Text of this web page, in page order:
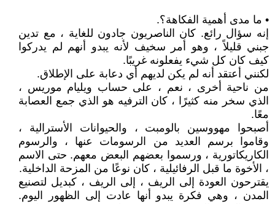
• ما مدى أهمية الفكاهة؟.
إنه سؤال رائع. كان الناصريون جادون للغاية ، مع تدين
جبني قليلاً ، وهو أمر سخيف لأنه يبدو أنهم لم يدركوا
كيف كان كل شيء يفعلونه غريبًا.
لكنني أعتقد أنه لم يكن لديهم أي دعابة على الإطلاق.
من ناحية أخرى ، نعم ، على حساب ويليام موريس ،
الذي سخر منه كثيرًا ، كان الترفيه هو الذي جمع العصابة
معًا.
أصبحوا مهووسين بالومبت ، والحيوانات الأسترالية ،
وقاموا برسم العديد من الرسومات عنها ، والرسوم
الكاريكاتورية ، ورسموا بعضهم البعض معهم. حتى الاسم
، الأخوة ما قبل الرفائيلية ، كان نوعًا من المزحة الداخلية.
يقترحون العودة إلى الريف ، إلى الريف ، كبديل لتصنيع
المدن ، وهي فكرة يبدو أنها عادت إلى الظهور اليوم.